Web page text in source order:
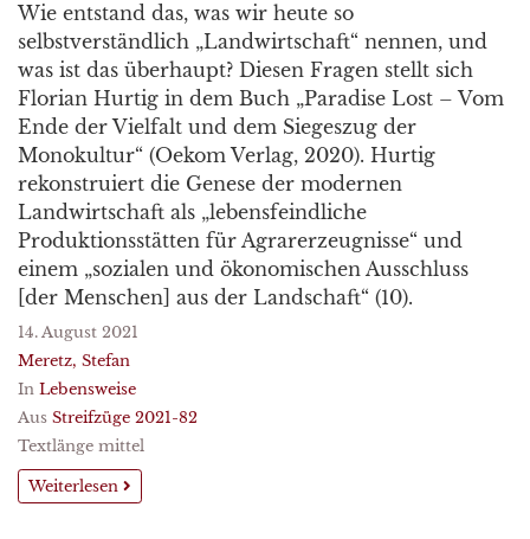
Wie entstand das, was wir heute so
selbstverständlich „Landwirtschaft“ nennen, und
was ist das überhaupt? Diesen Fragen stellt sich
Florian Hurtig in dem Buch „Paradise Lost – Vom
Ende der Vielfalt und dem Siegeszug der
Monokultur“ (Oekom Verlag, 2020). Hurtig
rekonstruiert die Genese der modernen
Landwirtschaft als „lebensfeindliche
Produktionsstätten für Agrarerzeugnisse“ und
einem „sozialen und ökonomischen Ausschluss
[der Menschen] aus der Landschaft“ (10).
14. August 2021
Meretz, Stefan
In Lebensweise
Aus Streifzüge 2021-82
Textlänge mittel
Weiterlesen